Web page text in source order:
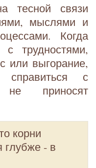
тесной связи
мыслями и
Когда
с трудностями,
или выгорание,
справиться с
не приносят
корни
глубже - в